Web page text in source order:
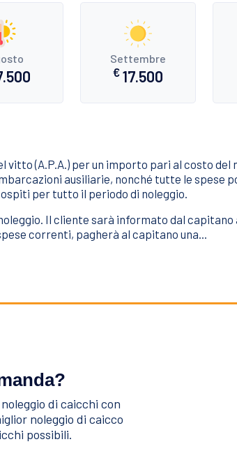
Settembre
€ 17.500
(A.P.A.) per un importo pari al costo del
ausiliarie, nonché tutte le spese
per tutto il periodo di noleggio.
Il cliente sarà informato dal
correnti, pagherà al capitano una...
di caicchi con
noleggio di caicco
possibili.